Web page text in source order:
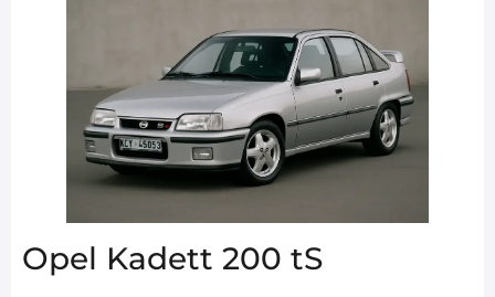
Opel Kadett 200 tS